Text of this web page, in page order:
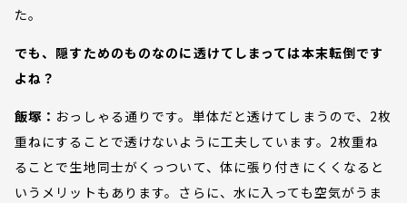
た。
でも、隠すためのものなのに透けてしまっては本末転倒です
よね？
飯塚： おっしゃる通りです。単体だと透けてしまうので、2枚
重ねにすることで透けないように工夫しています。2枚重ね
ることで生地同士がくっついて、体に張り付きにくくなると
いうメリットもあります。さらに、水に入っても空気がうま